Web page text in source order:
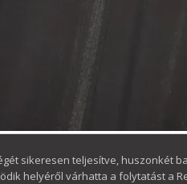
sikeresen teljesítve, huszonkét
helyéről várhatta a folytatást a